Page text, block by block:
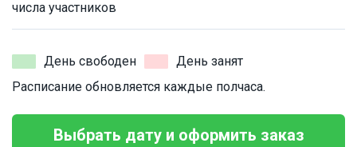
числа участников
День свободен
День занят
Расписание обновляется каждые полчаса.
Выбрать дату и оформить заказ